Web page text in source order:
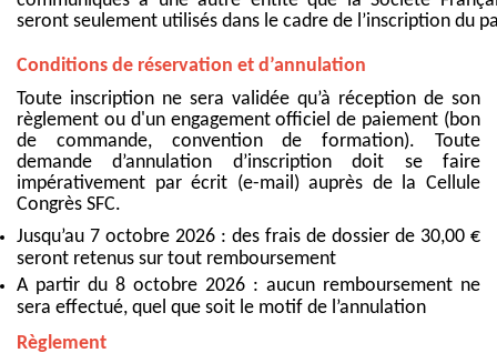
seront seulement utilisés dans le cadre de l’inscription du
Conditions de réservation et d’annulation
Toute inscription ne sera validée qu’à réception de son
règlement ou d'un engagement officiel de paiement (bon
de commande, convention de formation). Toute
demande d’annulation d’inscription doit se faire
impérativement par écrit (e-mail) auprès de la Cellule
Congrès SFC.
Jusqu’au 7 octobre 2026 : des frais de dossier de 30,00 €
seront retenus sur tout remboursement
A partir du 8 octobre 2026 : aucun remboursement ne
sera effectué, quel que soit le motif de l’annulation
Règlement